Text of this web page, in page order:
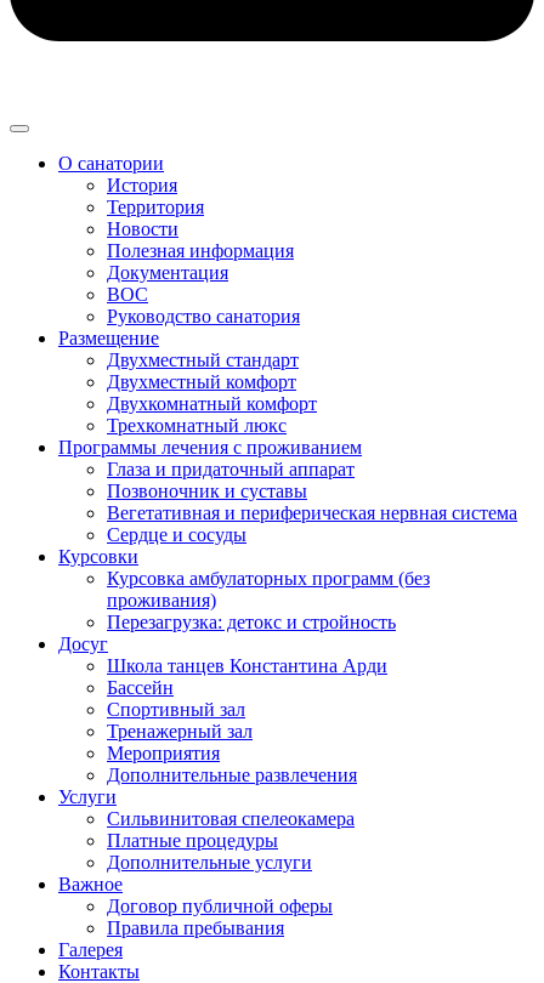
О санатории
История
Территория
Новости
Полезная информация
Документация
ВОС
Руководство санатория
Размещение
Двухместный стандарт
Двухместный комфорт
Двухкомнатный комфорт
Трехкомнатный люкс
Программы лечения с проживанием
Глаза и придаточный аппарат
Позвоночник и суставы
Вегетативная и периферическая нервная система
Сердце и сосуды
Курсовки
Курсовка амбулаторных программ (без
проживания)
Перезагрузка: детокс и стройность
Досуг
Школа танцев Константина Арди
Бассейн
Спортивный зал
Тренажерный зал
Мероприятия
Дополнительные развлечения
Услуги
Сильвинитовая спелеокамера
Платные процедуры
Дополнительные услуги
Важное
Договор публичной оферы
Правила пребывания
Галерея
Контакты